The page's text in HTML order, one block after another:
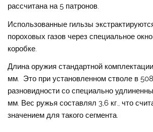
рассчитана на 5 патронов.
Использованные гильзы
пороховых газов через специальное
коробке.
Длина оружия стандартной
мм. Это при установленном стволе в
разновидности со специально
мм. Вес ружья составлял 3,6 кг., что
значением для такого сегмента.